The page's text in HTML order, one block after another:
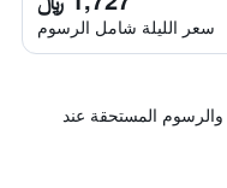
سعر الليلة شامل الرسوم
المستحقة عند